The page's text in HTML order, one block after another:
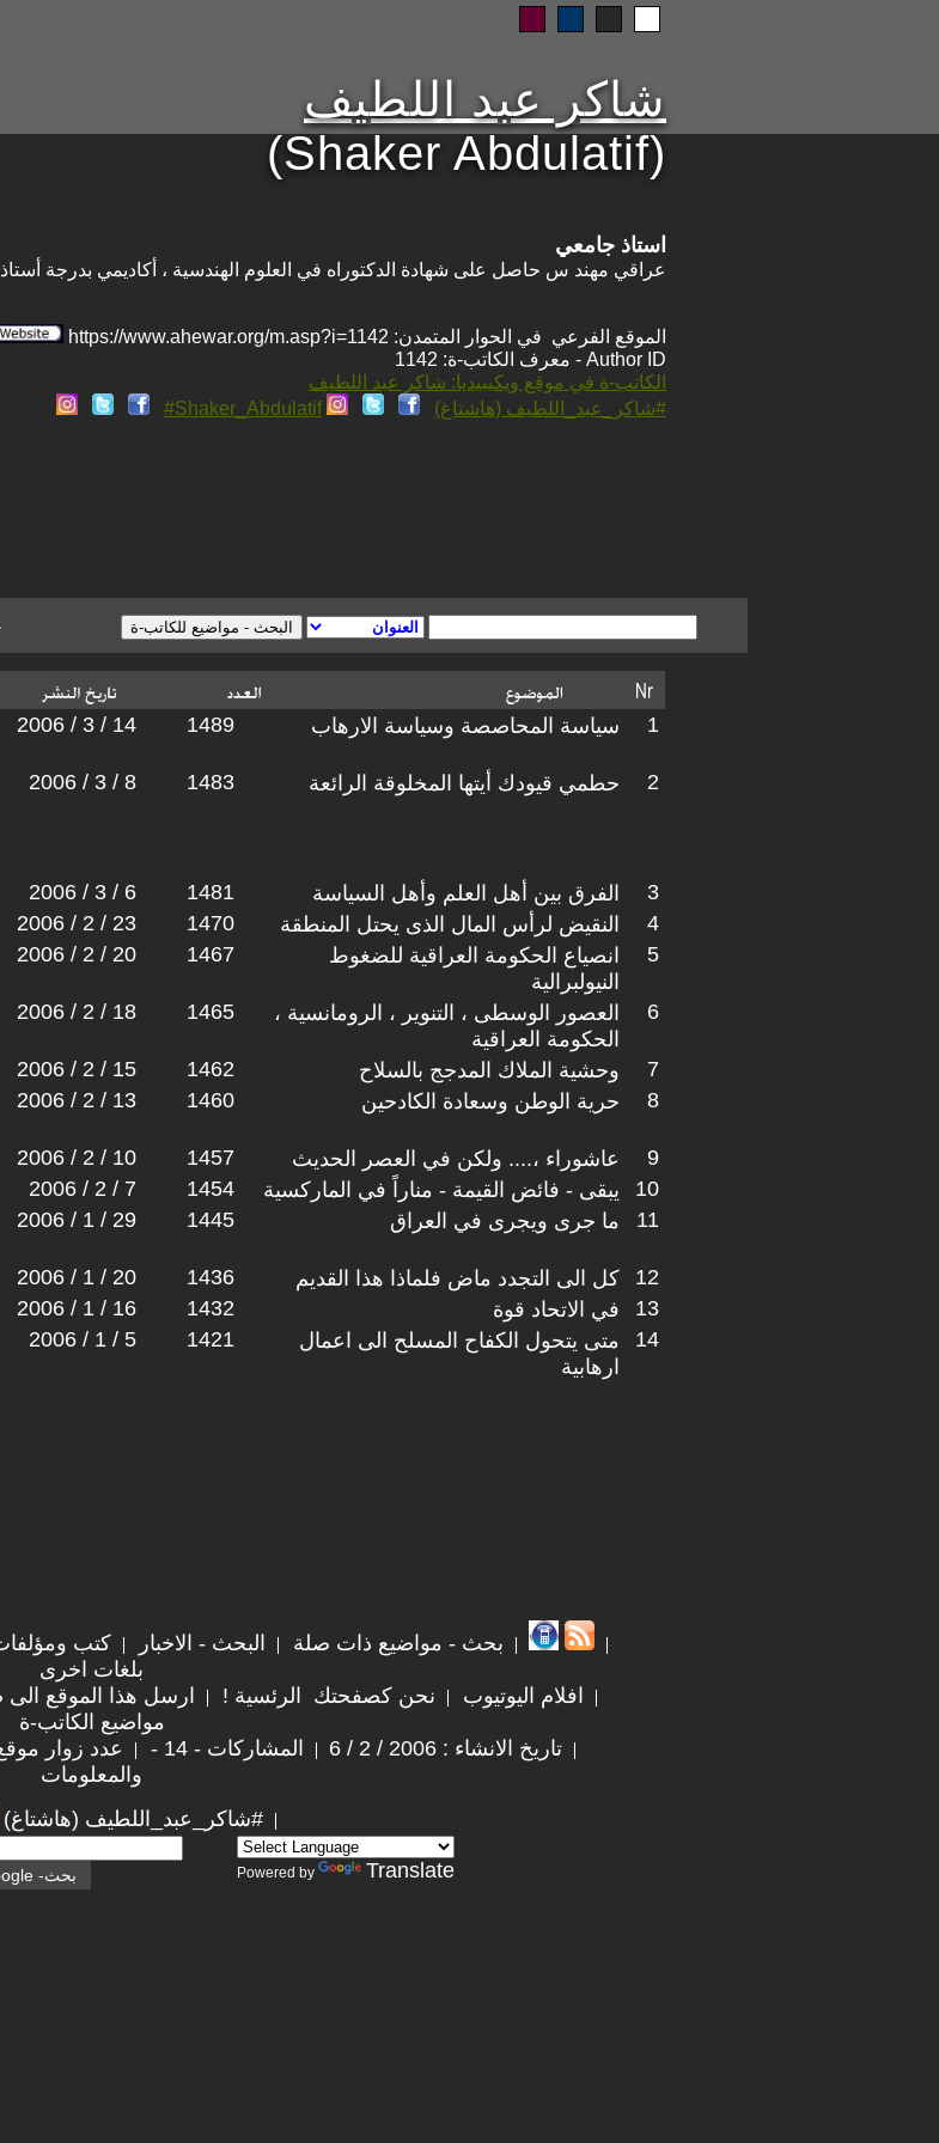
شاكر عبد اللطيف
(Shaker Abdulatif)
استاذ جامعي
عراقي مهند س حاصل على شهادة الدكتوراه في العلوم الهندسية ، أكاديمي بدرجة
الموقع الفرعي في الحوار المتمدن: https://www.ahewar.org/m.asp?i=1142
Author ID - معرف الكاتب-ة: 1142
الكاتب-ة في موقع ويكيبيديا: شاكر عبد اللطيف
#شاكر_عبد_اللطيف (هاشتاغ)
Shaker_Abdulatif#
2006 / 3 / 14 1489 سياسة المحاصصة وسياسة الارهاب 1
2006 / 3 / 8 1483 حطمي قيودك أيتها المخلوقة الرائعة 2
2006 / 3 / 6 1481 الفرق بين أهل العلم وأهل السياسة
3
2006 / 2 / 23 1470 النقيض لرأس المال الذى يحتل المنطقة
4
2006 / 2 / 20 1467
انصياع الحكومة العراقية للضغوط
النيولبرالية
5
2006 / 2 / 18 1465
العصور الوسطى ، التنوير ، الرومانسية ،
الحكومة العراقية
6
2006 / 2 / 15 1462 وحشية الملاك المدجج بالسلاح
7
2006 / 2 / 13 1460 حرية الوطن وسعادة الكادحين 8
2006 / 2 / 10 1457 عاشوراء ،.... ولكن في العصر الحديث
9
2006 / 2 / 7 1454 يبقى - فائض القيمة - مناراً في الماركسية
10
2006 / 1 / 29 1445 ما جرى ويجرى في العراق 11
2006 / 1 / 20 1436 كل الى التجدد ماض فلماذا هذا القديم
12
2006 / 1 / 16 1432 في الاتحاد قوة
13
2006 / 1 / 5 1421
متى يتحول الكفاح المسلح الى اعمال
ارهابية
14
بحث - مواضيع ذات صلة البحث - الاخبار كتب
بلغات اخرى
افلام اليوتيوب
نحن كصفحتك الرئسية ! ارسل هذا الموقع
مواضيع الكاتب-ة
تاريخ الانشاء : 2006 / 2 / 6
المشاركات - 14 - عدد زوار موقع
والمعلومات
#شاكر_عبد_اللطيف (هاشتاغ)
Powered by Translate